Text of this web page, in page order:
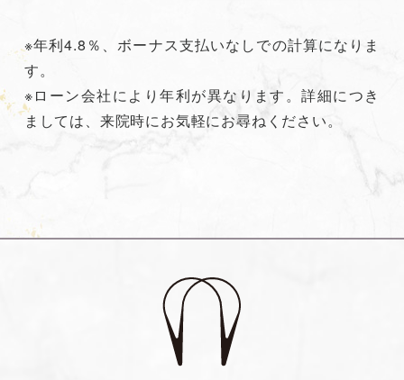
※年利4.8％、ボーナス支払いなしでの計算になりま
す。
※ローン会社により年利が異なります。詳細につき
ましては、来院時にお気軽にお尋ねください。